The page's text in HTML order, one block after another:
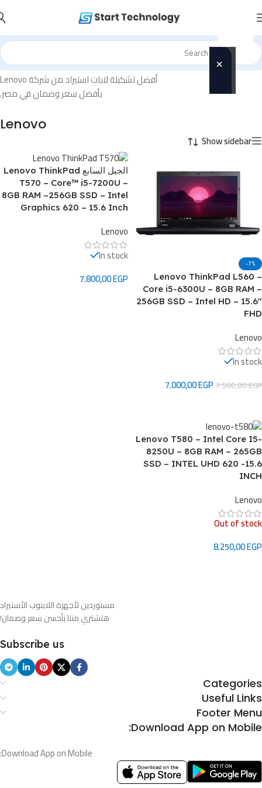
×
🎁
عرض
محدودة!
احجز
دلوقتي
وخد الهدايا
مجانًا 👇
🎒 شنطة
🖱️ ماوس
هدية
🔌 شاحن
اطلب
الرئيسية
Lenovo
أفضل تشكيلة لابات استيراد من شركة Lenovo
بأفضل سعر وضمان في مصر.
Lenovo
Show sidebar
-7%
Lenovo ThinkPad L560 –
Core i5-6300U – 8GB RAM –
256GB SSD – Intel HD – 15.6″
FHD
Lenovo
In stock
7.500,00EGP
7.000,00EGP
الجيل السابع Lenovo ThinkPad
T570 – Core™ i5-7200U –
8GB RAM –256GB SSD – Intel
Graphics 620 – 15.6 Inch
Lenovo
In stock
7.800,00EGP
Lenovo T580 – Intel Core I5-
8250U – 8GB RAM – 265GB
SSD – INTEL UHD 620 -15.6
INCH
Lenovo
Out of stock
8.250,00EGP
مستوردين لأجهزة اللابتوب الأستيراد
هتشتري مننا بأحسن سعر وضمان!
Subscribe us
Categories
Useful Links
Footer Menu
Download App on Mobile:
Download App on Mobile: